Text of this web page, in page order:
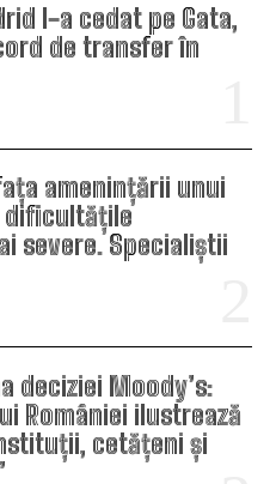
l-a cedat pe Gata,
de transfer în
amenințării unui
dificultățile
severe. Specialiștii
deciziei Moody’s:
României ilustrează
cetățeni și